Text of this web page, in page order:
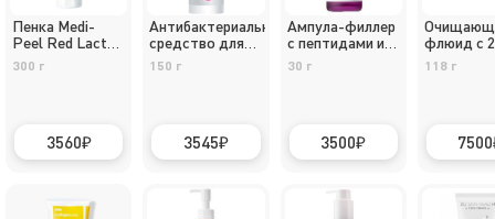
Пенка Medi-
Peel Red Lacto
Collagen
300 г
3560
Антибактериальное
средство для
умывания
Hexacleanse,
150 г
3545
Ампула-филлер
с пептидами и
EGF от морщин
Medi-Peel Eazy
30 г
3500
флюид с
118 г
7500